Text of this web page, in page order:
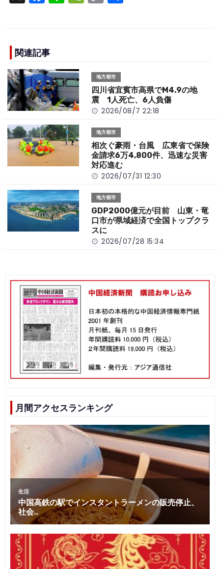
a
e
b
o
o
k
n e o
n
k
関連記事
地方都市
四川省宜賓市高県でM4.9の地
震 1人死亡、6人負傷
2026/08/7 22:18
地方都市
相次ぐ豪雨・台風 広東省で保険
金請求6万4,800件、迅速な災害
対応進む
2026/07/31 12:30
地方都市
GDP2000億元が目前 山東・竜
口市が県域経済で全国トップクラ
スに
2026/07/28 15:34
月間アクセスランキング